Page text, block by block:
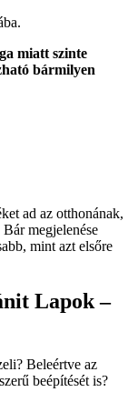
miatt szinte
bármilyen
ad az otthonának,
megjelenése
mint azt elsőre
Lapok –
Beleértve az
beépítését is?